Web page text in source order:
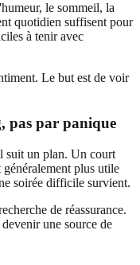
le sommeil, la
quotidien suffisent pour
à tenir avec
Le but est de voir
pas par panique
suit un plan. Un court
généralement plus utile
soirée difficile survient.
de réassurance.
une source de